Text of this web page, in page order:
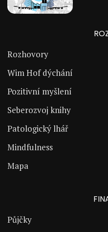
Rozhovory
Wim Hof dýchání
Pozitivní myšlení
Seberozvoj knihy
Patologický lhář
Mindfulness
Mapa
Půjčky